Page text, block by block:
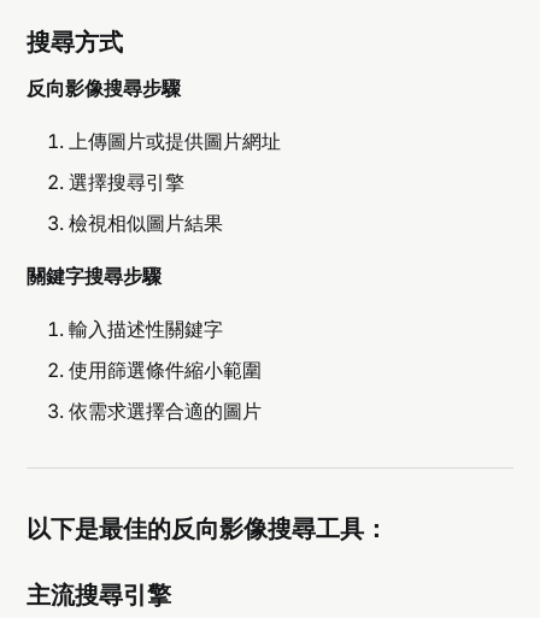
搜尋方式
反向影像搜尋步驟
上傳圖片或提供圖片網址
選擇搜尋引擎
檢視相似圖片結果
關鍵字搜尋步驟
輸入描述性關鍵字
使用篩選條件縮小範圍
依需求選擇合適的圖片
以下是最佳的反向影像搜尋工具：
主流搜尋引擎